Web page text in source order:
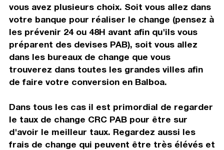
vous avez plusieurs choix. Soit vous allez dans
votre banque pour réaliser le change (pensez à
les prévenir 24 ou 48H avant afin qu'ils vous
préparent des devises PAB), soit vous allez
dans les bureaux de change que vous
trouverez dans toutes les grandes villes afin
de faire votre conversion en Balboa.
Dans tous les cas il est primordial de regarder
le taux de change CRC PAB pour être sur
d'avoir le meilleur taux. Regardez aussi les
frais de change qui peuvent être très élévés et